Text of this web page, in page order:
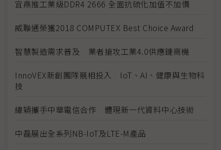
宜鼎推工業級DDR4 2666 全面抗硫化加值不加價
威聯通榮獲2018 COMPUTEX Best Choice Award
智慧製造需求普及 業者搶攻工業4.0供應鏈商機
InnoVEX新創團隊競相投入 IoT、AI、健康與生物科
技
緯穎攜手中華電信合作 體現新一代資料中心技術
中磊展出全系列NB-IoT及LTE-M產品